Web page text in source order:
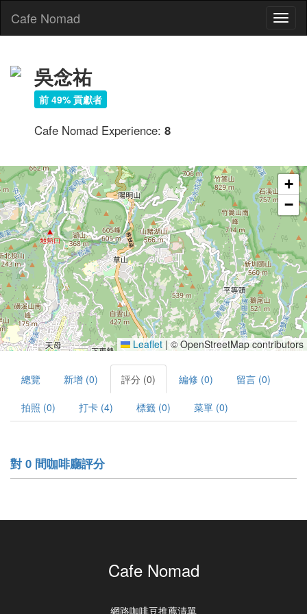
Cafe Nomad
吳念祐
前 49% 貢獻者
Cafe Nomad Experience: 8
+
−
Leaflet | © OpenStreetMap contributors
總覽 新增 (0) 評分 (0) 編修 (0) 留言 (0)
拍照 (0) 打卡 (4) 標籤 (0) 菜單 (0)
對 0 間咖啡廳評分
Cafe Nomad
網路咖啡豆推薦清單